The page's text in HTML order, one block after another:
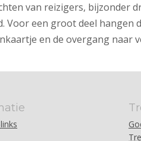
van reizigers, bijzonder
Voor een groot deel hangen
en de overgang naar